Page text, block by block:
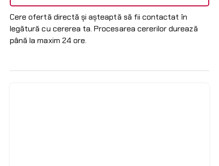
Cere ofertă directă și așteaptă să fii contactat în
legătură cu cererea ta. Procesarea cererilor durează
până la maxim 24 ore.